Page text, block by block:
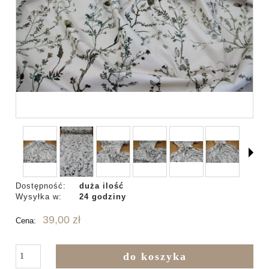
Dostępność:
duża ilość
Wysyłka w:
24 godziny
Cena: 39,00 zł
do koszyka